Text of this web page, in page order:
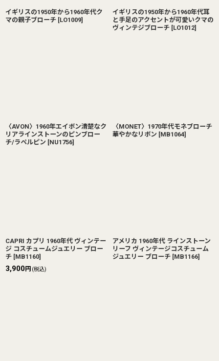
イギリスの1950年から1960年代ク
マの親子ブローチ [LO1009]
イギリスの1950年から1960年代耳
と手足のアクセントが可愛いクマの
ヴィンテジブローチ [LO1012]
〈AVON〉1960年エイボン清楚なク
リアラインストーンのピンブロー
チ/ラペルピン [NU1756]
〈MONET〉1970年代モネブローチ
華やかなリボン [MB1064]
CAPRI カプリ 1960年代 ヴィンテー
ジ コスチュームジュエリー ブロー
チ [MB1160]
3,900円 (税込)
アメリカ 1960年代 ラインストーン
リーフ ヴィンテージコスチューム
ジュエリー ブローチ [MB1166]